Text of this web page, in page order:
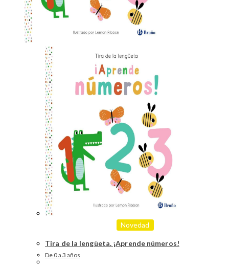
Novedad
Tira de la lengüeta. ¡Aprende números!
De 0 a 3 años